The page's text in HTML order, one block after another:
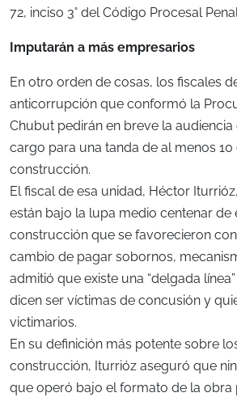
72, inciso 3° del Código Procesal
Imputarán a más empresarios
En otro orden de cosas, los fiscales
anticorrupción que conformó la
Chubut pedirán en breve la
cargo para una tanda de al menos
construcción.
El fiscal de esa unidad, Héctor
están bajo la lupa medio centenar de
construcción que se favorecieron
cambio de pagar sobornos,
admitió que existe una “delgada
dicen ser víctimas de concusión y
victimarios.
En su definición más potente sobre
construcción, Iturrióz aseguró que
que operó bajo el formato de la obra